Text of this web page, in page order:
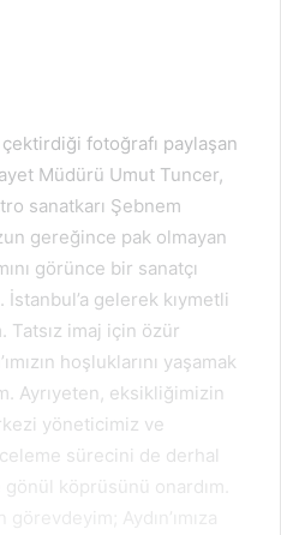
fotoğrafı paylaşan
Müdürü Umut Tuncer,
sanatkarı Şebnem
gereğince pak olmayan
görünce bir sanatçı
gelerek kıymetli
Tatsız imaj için özür
hoşluklarını yaşamak
Ayrıyeten, eksikliğimizin
yöneticimiz ve
sürecini de derhal
gönül köprüsünü onardım.